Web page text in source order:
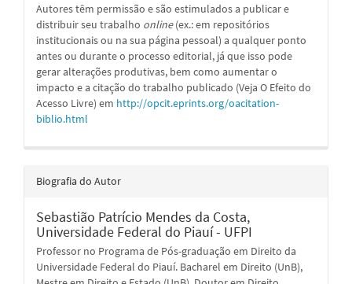
Autores têm permissão e são estimulados a publicar e
distribuir seu trabalho online(ex.: em repositórios
institucionais ou na sua página pessoal) a qualquer ponto
antes ou durante o processo editorial, já que isso pode
gerar alterações produtivas, bem como aumentar o
impacto e a citação do trabalho publicado (Veja O Efeito do
Acesso Livre) em http://opcit.eprints.org/oacitation-
biblio.html
Biografia do Autor
Sebastião Patrício Mendes da Costa,
Universidade Federal do Piauí - UFPI
Professor no Programa de Pós-graduação em Direito da
Universidade Federal do Piauí. Bacharel em Direito (UnB),